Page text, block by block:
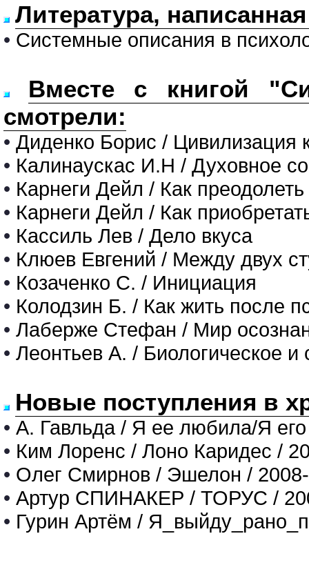
Литература,
• Системные описания в
Вместе с книгой
смотрели:
• Диденко Борис / Цивилизация
• Калинаускас И.Н / Духовное
• Карнеги Дейл / Как
• Карнеги Дейл / Как
• Кассиль Лев / Дело вкуса
• Клюев Евгений / Между двух
• Козаченко С. / Инициация
• Колодзин Б. / Как жить после
• Лаберже Стефан / Мир
• Леонтьев А. / Биологическое и
Новые поступления в
• А. Гавльда / Я ее любила/Я
• Ким Лоренс / Лоно Каридес /
• Олег Смирнов / Эшелон /
• Артур СПИНАКЕР / ТОРУС /
• Гурин Артём /